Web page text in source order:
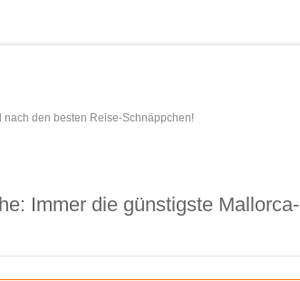
nach den besten Reise-Schnäppchen!
Immer die günstigste